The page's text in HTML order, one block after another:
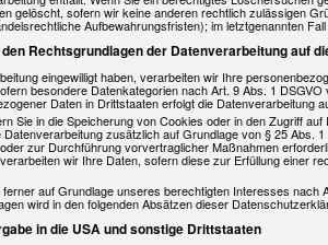
gelöscht, sofern wir keine anderen rechtlich zulässigen
Aufbewahrungsfristen); im letztgenannten
Rechtsgrundlagen der Datenverarbeitung auf
eingewilligt haben, verarbeiten wir Ihre
besondere Datenkategorien nach Art. 9 Abs. 1
Daten in Drittstaaten erfolgt die Datenverarbeitung
Sie in die Speicherung von Cookies oder in den Zugriff
Datenverarbeitung zusätzlich auf Grundlage von § 25 Abs.
zur Durchführung vorvertraglicher Maßnahmen
wir Ihre Daten, sofern diese zur Erfüllung einer
auf Grundlage unseres berechtigten Interesses nach
wird in den folgenden Absätzen dieser
in die USA und sonstige Drittstaaten